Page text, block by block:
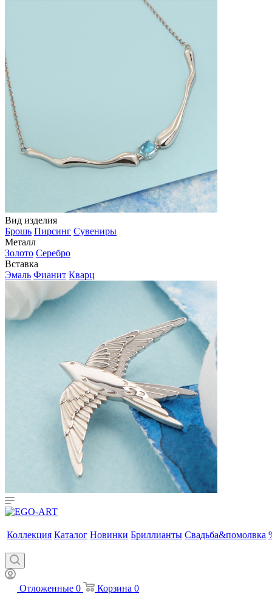
Вид изделия
Брошь Пирсинг Сувениры
Металл
Золото Серебро
Вставка
Эмаль Фианит Кварц
Коллекция Каталог Новинки Бриллианты Свадьба&помолвка
Отложенные 0 Корзина 0